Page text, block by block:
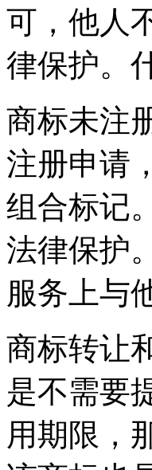
可，他人
律保护。
商标未注
注册申请
组合标记
法律保护
服务上与
商标转让
是不需要
用期限，